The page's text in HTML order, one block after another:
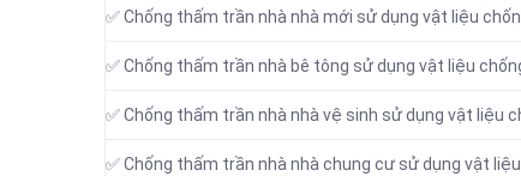
✅ Chống thấm trần nhà nhà mới sử dụng vật liệu
✅ Chống thấm trần nhà bê tông sử dụng vật liệu
✅ Chống thấm trần nhà nhà vệ sinh sử dụng vật liệu
✅ Chống thấm trần nhà nhà chung cư sử dụng vật